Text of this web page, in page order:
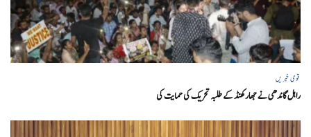
قومی خبریں
راہل گاندھی نے جھارکھنڈ کے طلبہ تحریک کی حمایت کی